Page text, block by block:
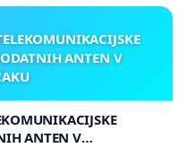
ANTEN V
ANTEN V